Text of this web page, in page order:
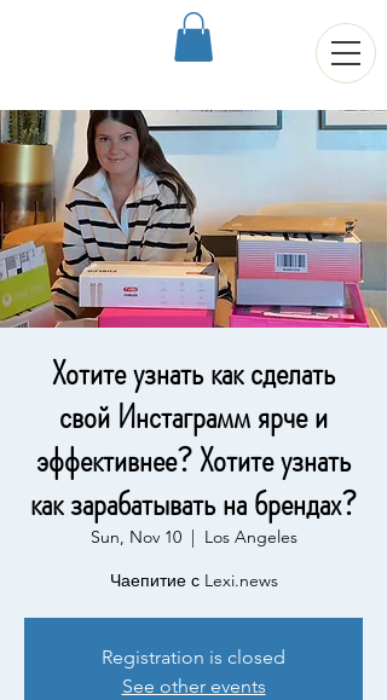
Хотите узнать как сделать
свой Инстаграмм ярче и
эффективнее? Хотите узнать
как зарабатывать на брендах?
Sun, Nov 10
  |
Los Angeles
Чаепитие с Lexi.news
Registration is closed
See other events